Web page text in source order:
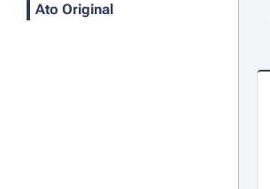
Ato Original